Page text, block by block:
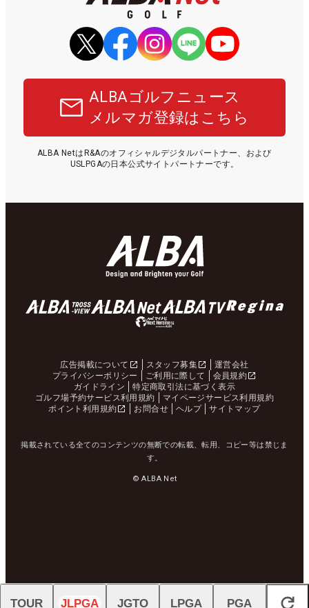
ALBAゴルフニュース
メルマガ登録はこちら
ALBA NetはR&Aのオフィシャルデジタルパートナー、および
USLPGAの日本公式サイトパートナーです。
広告掲載について スタッフ募集
運営会社
プライバシーポリシー
ご利用に際して
会員規約
ガイドライン
特定商取引法に基づく表示
ゴルフ場予約サービス利用規約
マイページサービス利用規約
ポイント利用規約
お問合せ ヘルプ サイトマップ
掲載されている全てのコンテンツの無断での転載、転用、コピー等は禁じま
す。
© ALBA Net
閉じる
TOUR JLPGA JGTO LPGA PGA